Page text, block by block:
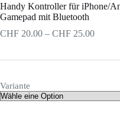
Handy Kontroller für iPhone/
Gamepad mit Bluetooth
CHF 20.00 – CHF 25.00
Variante